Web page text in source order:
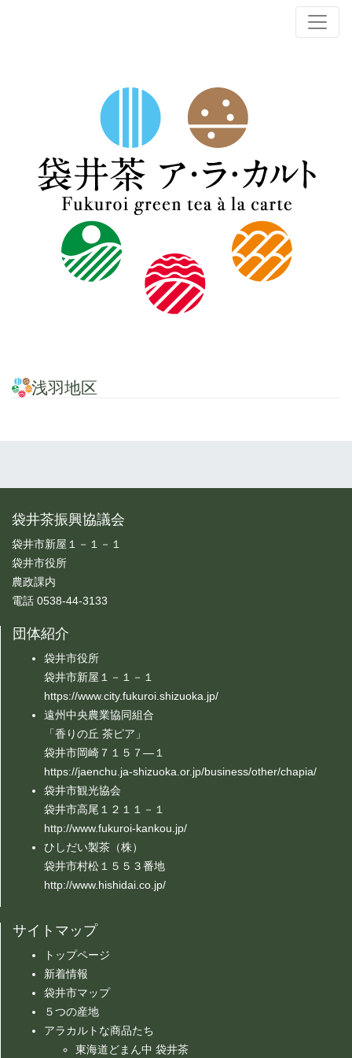
浅羽地区
袋井茶振興協議会
袋井市新屋１－１－１
袋井市役所
農政課内
電話 0538-44-3133
団体紹介
袋井市役所
袋井市新屋１－１－１
https://www.city.fukuroi.shizuoka.jp/
遠州中央農業協同組合
「香りの丘 茶ピア」
袋井市岡崎７１５７―１
https://jaenchu.ja-shizuoka.or.jp/business/other/chapia/
袋井市観光協会
袋井市高尾１２１１－１
http://www.fukuroi-kankou.jp/
ひしだい製茶（株）
袋井市村松１５５３番地
http://www.hishidai.co.jp/
サイトマップ
トップページ
新着情報
袋井市マップ
５つの産地
アラカルトな商品たち
東海道どまん中 袋井茶